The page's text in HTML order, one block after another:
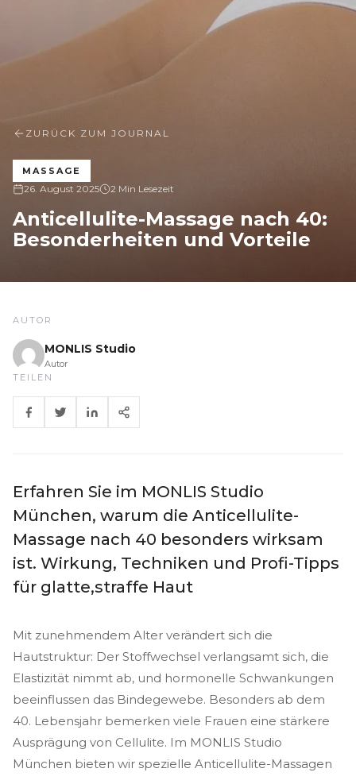
ZURÜCK ZUM JOURNAL
MASSAGE
26. August 2025 2 Min Lesezeit
Anticellulite-Massage nach 40:
Besonderheiten und Vorteile
AUTOR
MONLIS Studio
Autor
TEILEN
Erfahren Sie im MONLIS Studio
München, warum die Anticellulite-
Massage nach 40 besonders wirksam
ist. Wirkung, Techniken und Profi-Tipps
für glatte,straffe Haut
Mit zunehmendem Alter verändert sich die
Hautstruktur: Der Stoffwechsel verlangsamt sich, die
Elastizität nimmt ab, und hormonelle Schwankungen
beeinflussen das Bindegewebe. Besonders ab dem
40. Lebensjahr bemerken viele Frauen eine stärkere
Ausprägung von Cellulite. Im MONLIS Studio
München bieten wir spezielle Anticellulite-Massagen